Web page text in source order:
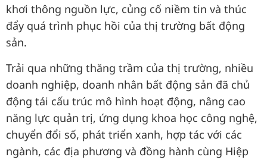
khơi thông nguồn lực, củng cố niềm tin và thúc
đẩy quá trình phục hồi của thị trường bất động
sản.
Trải qua những thăng trầm của thị trường, nhiều
doanh nghiệp, doanh nhân bất động sản đã chủ
động tái cấu trúc mô hình hoạt động, nâng cao
năng lực quản trị, ứng dụng khoa học công nghệ,
chuyển đổi số, phát triển xanh, hợp tác với các
ngành, các địa phương và đồng hành cùng Hiệp